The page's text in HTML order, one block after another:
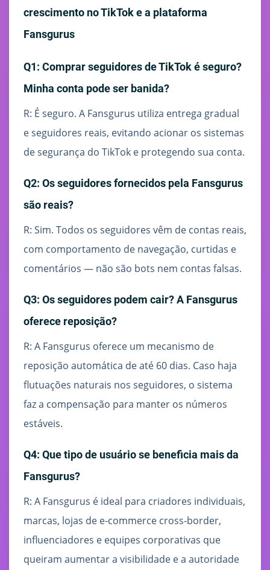
crescimento no TikTok e a plataforma
Fansgurus
Q1: Comprar seguidores de TikTok é seguro?
Minha conta pode ser banida?
R: É seguro. A Fansgurus utiliza entrega gradual
e seguidores reais, evitando acionar os sistemas
de segurança do TikTok e protegendo sua conta.
Q2: Os seguidores fornecidos pela Fansgurus
são reais?
R: Sim. Todos os seguidores vêm de contas reais,
com comportamento de navegação, curtidas e
comentários — não são bots nem contas falsas.
Q3: Os seguidores podem cair? A Fansgurus
oferece reposição?
R: A Fansgurus oferece um mecanismo de
reposição automática de até 60 dias. Caso haja
flutuações naturais nos seguidores, o sistema
faz a compensação para manter os números
estáveis.
Q4: Que tipo de usuário se beneficia mais da
Fansgurus?
R: A Fansgurus é ideal para criadores individuais,
marcas, lojas de e-commerce cross-border,
influenciadores e equipes corporativas que
queiram aumentar a visibilidade e a autoridade